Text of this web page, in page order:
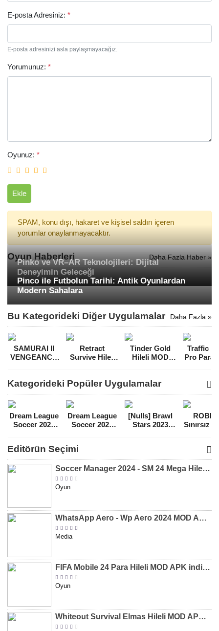
E-posta Adresiniz: *
E-posta adresinizi asla paylaşmayacağız.
Yorumunuz: *
Oyunuz: *
Ekle
SPAM, konu dışı, hakaret ve kişisel saldırı içeren
yorumlar onaylanmayacaktır.
Oyun Haberleri Daha Fazla Haber »
Pinko ve VR–AR Teknolojileri: Dijital
Deneyimin Geleceği
Pinco ile Futbolun Tarihi: Antik Oyunlardan
Modern Sahalara
Bu Kategorideki Diğer Uygulamalar Daha Fazla »
SAMURAI II
VENGEANCE
[v1.4.0]
Retract
Survive Hileli
Tinder Gold
Hileli MOD
Traffic
Pro Para
Kategorideki Popüler Uygulamalar
Dream League
Soccer 2021
[v8.31]
Dream League
Soccer 2022
[Nulls] Brawl
Stars 2023
Sınırsız
Editörün Seçimi
Soccer Manager 2024 - SM 24 Mega Hileli MOD APK indir [v3.0.0]
Oyun
WhatsApp Aero - Wp Aero 2024 MOD APK indir [v10.0.2]
Media
FIFA Mobile 24 Para Hileli MOD APK indir [v20.1.02]
Oyun
Whiteout Survival Elmas Hileli MOD APK indir [v1.13.1]